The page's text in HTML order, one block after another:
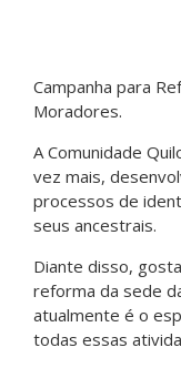
Campanha para
Moradores.
A Comunidade
vez mais,
processos de
seus ancestrais.
Diante disso,
reforma da sede
atualmente é o
todas essas